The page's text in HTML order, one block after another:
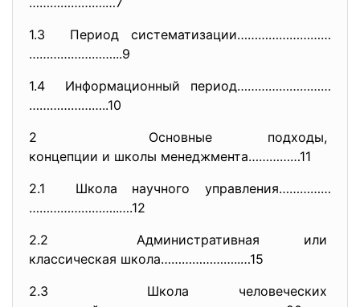
1.3 Период систематизации………………………
……………………...9
1.4 Информационный период………………………
…………………..10
2 Основные подходы,
концепции и школы менеджмента……………11
2.1 Школа научного управления……………
……………………..….12
2.2 Административная или
классическая школа…………………..…15
2.3 Школа человеческих